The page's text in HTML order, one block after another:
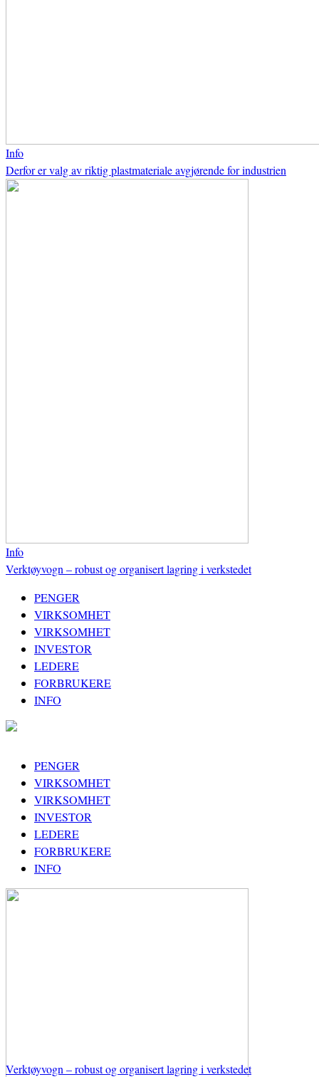
Info
Derfor er valg av riktig plastmateriale avgjørende for industrien
Info
Verktøyvogn – robust og organisert lagring i verkstedet
PENGER
VIRKSOMHET
VIRKSOMHET
INVESTOR
LEDERE
FORBRUKERE
INFO
PENGER
VIRKSOMHET
VIRKSOMHET
INVESTOR
LEDERE
FORBRUKERE
INFO
Verktøyvogn – robust og organisert lagring i verkstedet